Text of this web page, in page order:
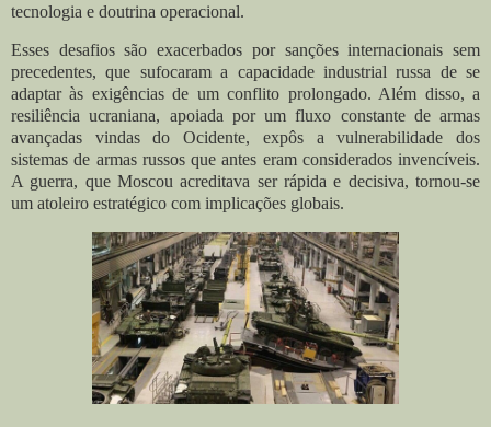
tecnologia e doutrina operacional.
Esses desafios são exacerbados por sanções internacionais sem
precedentes, que sufocaram a capacidade industrial russa de se
adaptar às exigências de um conflito prolongado. Além disso, a
resiliência ucraniana, apoiada por um fluxo constante de armas
avançadas vindas do Ocidente, expôs a vulnerabilidade dos
sistemas de armas russos que antes eram considerados invencíveis.
A guerra, que Moscou acreditava ser rápida e decisiva, tornou-se
um atoleiro estratégico com implicações globais.